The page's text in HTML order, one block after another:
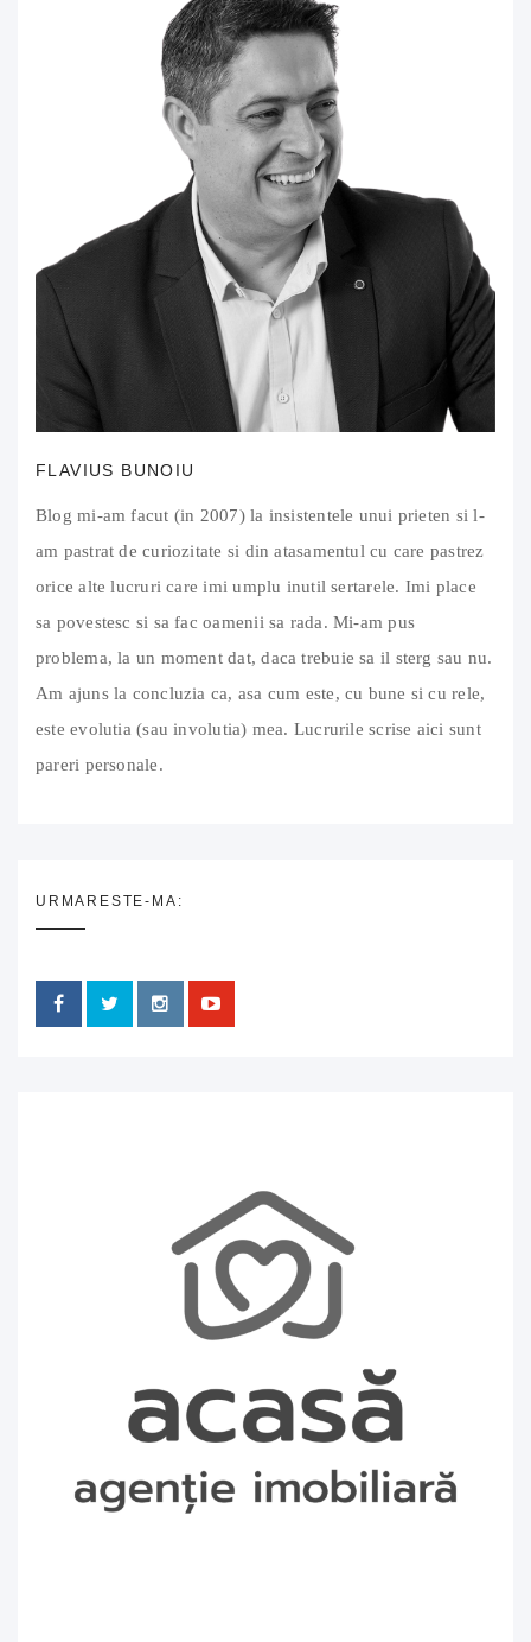
FLAVIUS BUNOIU
Blog mi-am facut (in 2007) la insistentele unui prieten si l-
am pastrat de curiozitate si din atasamentul cu care pastrez
orice alte lucruri care imi umplu inutil sertarele. Imi place
sa povestesc si sa fac oamenii sa rada. Mi-am pus
problema, la un moment dat, daca trebuie sa il sterg sau nu.
Am ajuns la concluzia ca, asa cum este, cu bune si cu rele,
este evolutia (sau involutia) mea. Lucrurile scrise aici sunt
pareri personale.
URMARESTE-MA: